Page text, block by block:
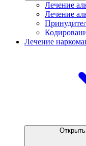
Лечение
Лечение
Лечение